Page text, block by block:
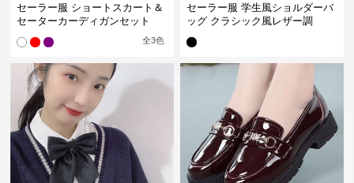
セーラー服 ショートスカート＆
セーターカーディガンセット
全3色
セーラー服 学生風ショルダーバ
ッグ クラシック風レザー調